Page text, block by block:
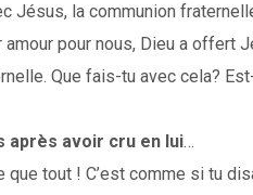
Jésus, la communion
amour pour nous, Dieu a offert
Que fais-tu avec cela?
après avoir cru en lui…
que tout ! C’est comme si tu